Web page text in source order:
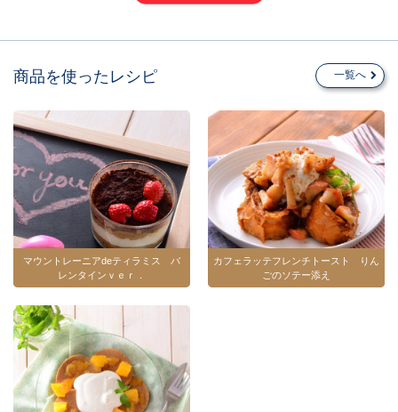
商品を使ったレシピ 一覧へ
マウントレーニアdeティラミス バ
レンタインｖｅｒ．
カフェラッテフレンチトースト りん
ごのソテー添え